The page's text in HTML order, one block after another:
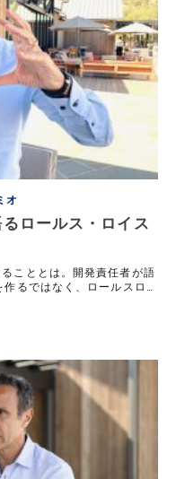
オ
ロールス・ロイス
こととは。開発責任者が語
るではなく、ロールスロイ
ドクター・ミヒア・アヨウ